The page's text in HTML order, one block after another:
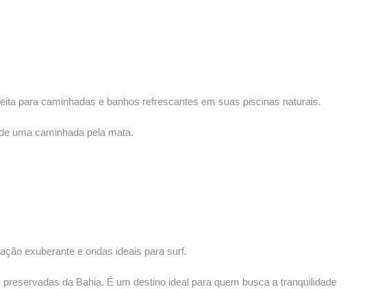
para caminhadas e banhos refrescantes em suas piscinas naturais.
uma caminhada pela mata.
exuberante e ondas ideais para surf.
da Bahia. É um destino ideal para quem busca a tranquilidade